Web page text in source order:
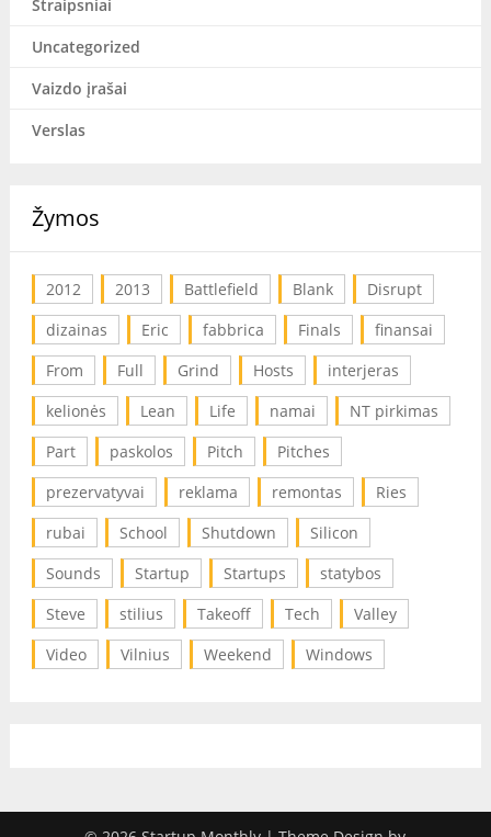
Straipsniai
Uncategorized
Vaizdo įrašai
Verslas
Žymos
2012 2013 Battlefield Blank
Disrupt
dizainas
Eric fabbrica Finals
finansai
From
Full Grind Hosts
interjeras
kelionės
Lean Life namai
NT pirkimas
Part
paskolos Pitch
Pitches
prezervatyvai
reklama remontas
Ries
rubai
School Shutdown
Silicon
Sounds
Startup Startups
statybos
Steve
stilius Takeoff Tech
Valley
Video
Vilnius Weekend Windows